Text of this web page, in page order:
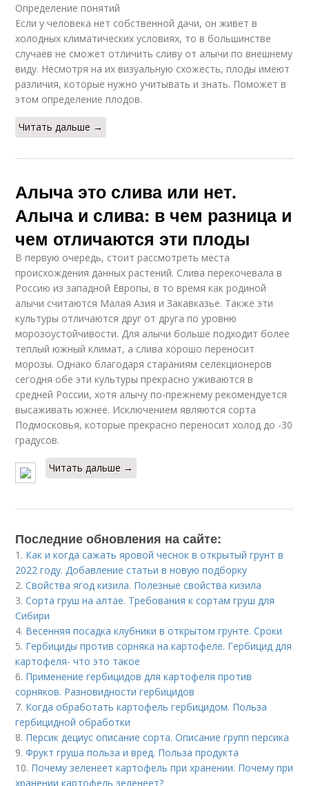
Определение понятий
Если у человека нет собственной дачи, он живет в
холодных климатических условиях, то в большинстве
случаев не сможет отличить сливу от алычи по внешнему
виду. Несмотря на их визуальную схожесть, плоды имеют
различия, которые нужно учитывать и знать. Поможет в
этом определение плодов.
Читать дальше →
Алыча это слива или нет.
Алыча и слива: в чем разница и
чем отличаются эти плоды
В первую очередь, стоит рассмотреть места
происхождения данных растений. Слива перекочевала в
Россию из западной Европы, в то время как родиной
алычи считаются Малая Азия и Закавказье. Также эти
культуры отличаются друг от друга по уровню
морозоустойчивости. Для алычи больше подходит более
теплый южный климат, а слива хорошо переносит
морозы. Однако благодаря стараниям селекционеров
сегодня обе эти культуры прекрасно уживаются в
средней России, хотя алычу по-прежнему рекомендуется
высаживать южнее. Исключением являются сорта
Подмосковья, которые прекрасно переносит холод до -30
градусов.
Читать дальше →
Последние обновления на сайте:
1. Как и когда сажать яровой чеснок в открытый грунт в
2022 году. Добавление статьи в новую подборку
2.Свойства ягод кизила. Полезные свойства кизила
3.Сорта груш на алтае. Требования к сортам груш для
Сибири
4. Весенняя посадка клубники в открытом грунте. Сроки
5. Гербициды против сорняка на картофеле. Гербицид для
картофеля- что это такое
6. Применение гербицидов для картофеля против
сорняков. Разновидности гербицидов
7. Когда обработать картофель гербицидом. Польза
гербицидной обработки
8. Персик дециус описание сорта. Описание групп персика
9.Фрукт груша польза и вред. Польза продукта
10. Почему зеленеет картофель при хранении. Почему при
хранении картофель зеленеет?